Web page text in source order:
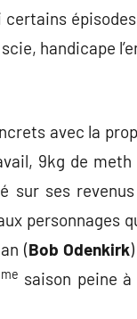
handicape
avec la
9kg de
sur ses
personnages
(Bob Odenkirk
saison peine